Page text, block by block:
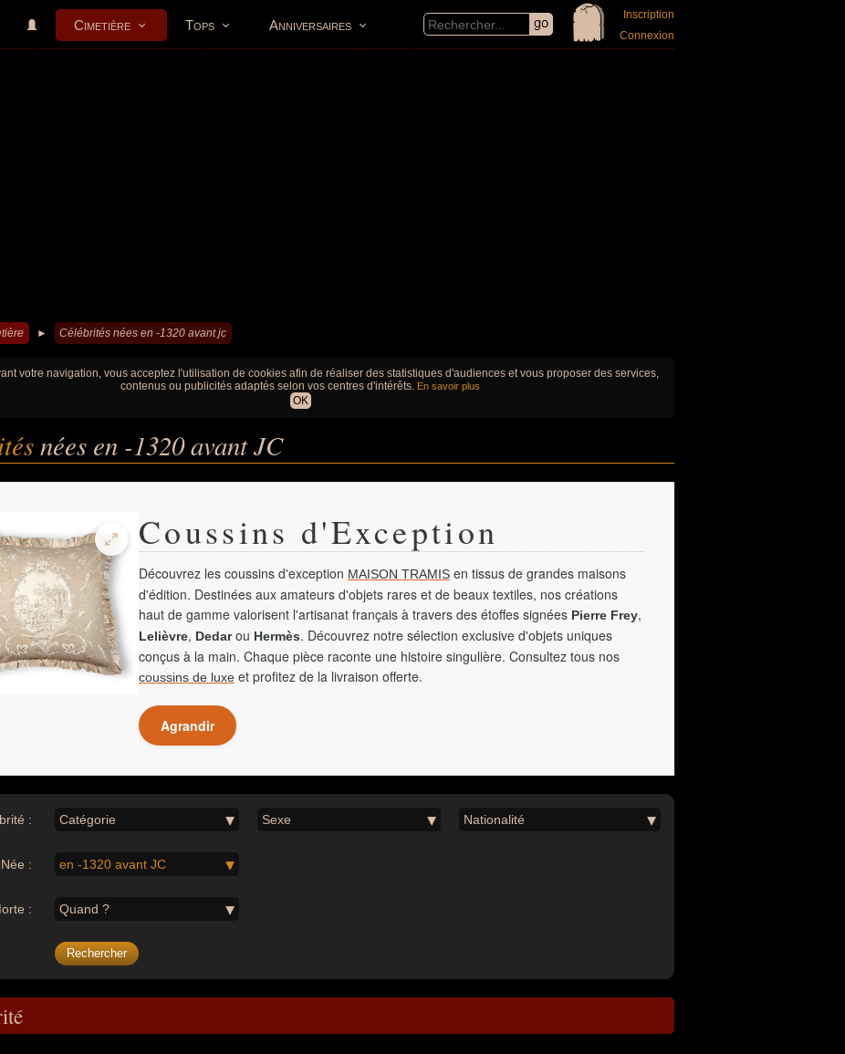
Cimetière Tops Anniversaires
Inscription
Connexion
► Célébrités nées en -1320 avant jc
votre navigation, vous acceptez l'utilisation de cookies afin de réaliser des statistiques d'audiences et vous proposer des services,
contenus ou publicités adaptés selon vos centres d'intérêts. En savoir plus
OK
nées en -1320 avant JC
Coussins d'Exception
Découvrez les coussins d'exception MAISON TRAMIS en tissus de grandes maisons
d'édition. Destinées aux amateurs d'objets rares et de beaux textiles, nos créations
haut de gamme valorisent l'artisanat français à travers des étoffes signées Pierre Frey,
Lelièvre, Dedarou Hermès. Découvrez notre sélection exclusive d'objets uniques
conçus à la main. Chaque pièce raconte une histoire singulière. Consultez tous nos
coussins de luxe et profitez de la livraison offerte.
Agrandir
: Catégorie Sexe Nationalité
Née : en -1320 avant JC
: Quand ?